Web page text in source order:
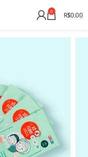
0 R$0,00